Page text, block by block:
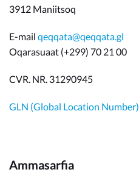
3912 Maniitsoq
E-mail qeqqata@qeqqata.gl
Oqarasuaat (+299) 70 21 00
CVR. NR. 31290945
GLN (Global Location Number)
Ammasarfia